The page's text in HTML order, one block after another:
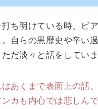
ち明けている時、ビ
自らの黒歴史や辛い
だ淡々と話をしていま
はあくまで表面上の話
カも内心では悲しん